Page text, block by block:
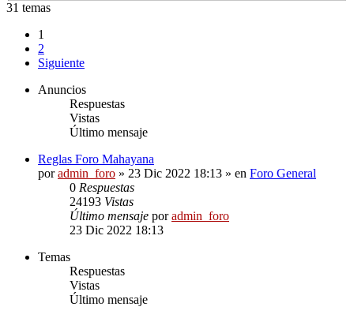
31 temas
1
2
Siguiente
Anuncios
Respuestas
Vistas
Último mensaje
Reglas Foro Mahayana
poradmin_foro » 23 Dic 2022 18:13 » en Foro General
0 Respuestas
24193 Vistas
Último mensaje poradmin_foro
23 Dic 2022 18:13
Temas
Respuestas
Vistas
Último mensaje